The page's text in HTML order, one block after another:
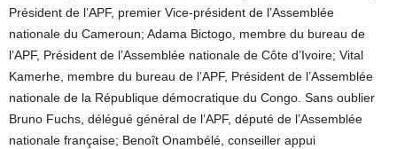
Président de l’APF, premier Vice-président de l’Assemblée
nationale du Cameroun; Adama Bictogo, membre du bureau de
l’APF, Président de l’Assemblée nationale de Côte d’Ivoire; Vital
Kamerhe, membre du bureau de l’APF, Président de l’Assemblée
nationale de la République démocratique du Congo. Sans oublier
Bruno Fuchs, délégué général de l’APF, député de l’Assemblée
nationale française; Benoît Onambélé, conseiller appui